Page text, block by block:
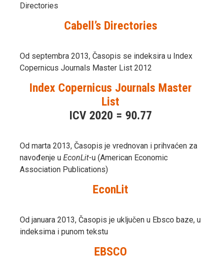
Directories
Cabell’s Directories
Od septembra 2013, Časopis se indeksira u Index
Copernicus Journals Master List 2012
Index Copernicus Journals Master
List
ICV 2020 = 90.77
Od marta 2013, Časopis je vrednovan i prihvaćen za
navođenje u EconLit-u (American Economic
Association Publications)
EconLit
Od januara 2013, Časopis je uključen u Ebsco baze, u
indeksima i punom tekstu
EBSCO